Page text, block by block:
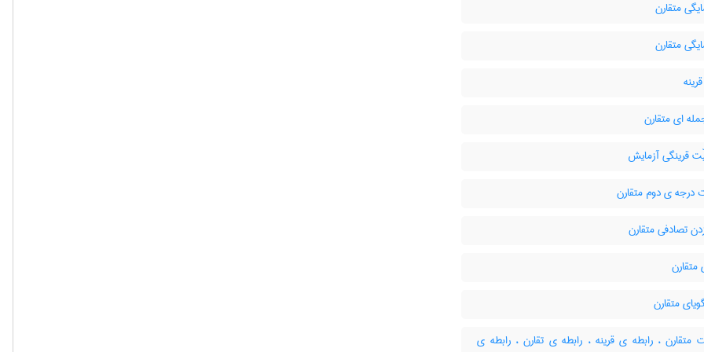
متقارن
متقارن
ای متقارن
قرینگی آزمایش
ی دوم متقارن
تصادفی متقارن
متقارن
، رابطه ی قرینه ، رابطه ی تقارن ، رابطه ی